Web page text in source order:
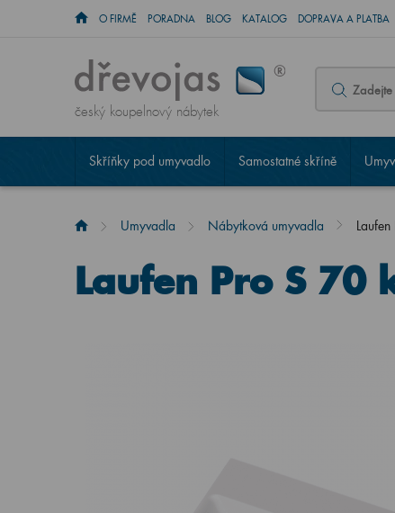
O FIRMĚ PORADNA BLOG KATALOG DOPRAVA A PLATBA
český koupelnový nábytek
Skříňky pod umyvadlo Samostatné skříně
Umyvadla Nábytková umyvadla
Laufen Pro S